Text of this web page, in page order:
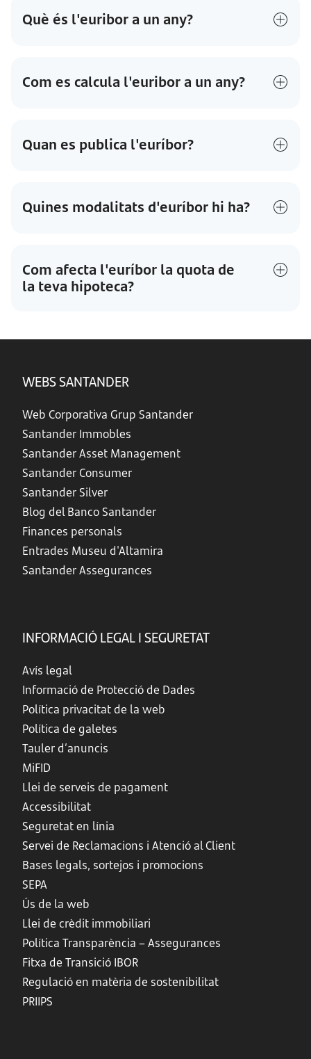
Què és l'euribor a un any?
Com es calcula l'euribor a un any?
Quan es publica l'euríbor?
Quines modalitats d'euríbor hi ha?
Com afecta l'euríbor la quota de
la teva hipoteca?
WEBS SANTANDER
Web Corporativa Grup Santander
Santander Immobles
Santander Asset Management
Santander Consumer
Santander Silver
Blog del Banco Santander
Finances personals
Entrades Museu d'Altamira
Santander Assegurances
INFORMACIÓ LEGAL I SEGURETAT
Avís legal
Informació de Protecció de Dades
Política privacitat de la web
Política de galetes
Tauler d’anuncis
MiFID
Llei de serveis de pagament
Accessibilitat
Seguretat en línia
Servei de Reclamacions i Atenció al Client
Bases legals, sortejos i promocions
SEPA
Ús de la web
Llei de crèdit immobiliari
Política Transparència – Assegurances
Fitxa de Transició IBOR
Regulació en matèria de sostenibilitat
PRIIPS